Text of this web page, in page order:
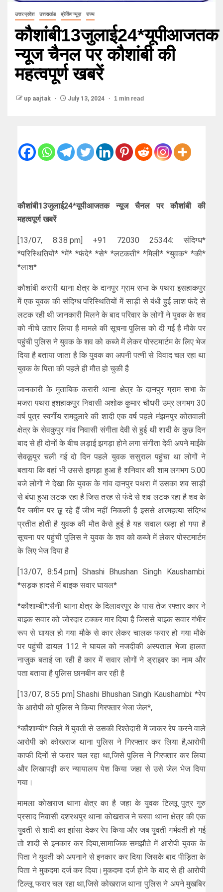
उत्तर प्रदेश उत्तराखंड ब्रेकिंग न्यूज़ राज्य
कौशांबी13जुलाई24*यूपीआजतक
न्यूज चैनल पर कौशांबी की
महत्वपूर्ण खबरें
up aajtak July 13, 2024 1 min read
कौशांबी13जुलाई24*यूपीआजतक न्यूज चैनल पर कौशांबी की
महत्वपूर्ण खबरें
[13/07, 8:38 pm] +91 72030 25344: संदिग्ध*
*परिस्थितियों* *में* *फंदे* *से* *लटकती* *मिली* *युवक* *की*
*लाश*
कौशांबी करारी थाना क्षेत्र के दानपुर ग्राम सभा के पथरा इसहाकपुर
में एक युवक की संदिग्ध परिस्थितियों में साड़ी से बंधी हुई लाश फंदे से
लटक रही थी जानकारी मिलने के बाद परिवार के लोगों ने युवक के शव
को नीचे उतार लिया है मामले की सूचना पुलिस को दी गई है मौके पर
पहुंची पुलिस ने युवक के शव को कब्जे में लेकर पोस्टमार्टम के लिए भेज
दिया है बताया जाता है कि युवक का अपनी पत्नी से विवाद चल रहा था
युवक के पिता की पहले ही मौत हो चुकी है
जानकारी के मुताबिक करारी थाना क्षेत्र के दानपुर ग्राम सभा के
मजरा पथरा इशहाकपुर निवासी अशोक कुमार चौधरी उम्र लगभग 30
वर्ष पुत्र स्वर्गीय रामदुलारे की शादी एक वर्ष पहले मंझनपुर कोतवाली
क्षेत्र के सेवकुपुर गांव निवासी संगीता देवी से हुई थी शादी के कुछ दिन
बाद से ही दोनों के बीच लड़ाई झगड़ा होने लगा संगीता देवी अपने माईके
सेवक़ूपुर चली गई दो दिन पहले युवक ससुराल पहुंचा था लोगों ने
बताया कि वहां भी उससे झगड़ा हुआ है शनिवार की शाम लगभग 5:00
बजे लोगों ने देखा कि युवक के गांव दानपुर पथरा में उसका शव साड़ी
से बंधा हुआ लटक रहा है जिस तरह से फंदे से शव लटक रहा है शव के
पैर जमीन पर छू रहे हैं जीभ नहीं निकली है इससे आत्महत्या संदिग्ध
प्रतीत होती है युवक की मौत कैसे हुई है यह सवाल खड़ा हो गया है
सूचना पर पहुंची पुलिस ने युवक के शव को कब्जे में लेकर पोस्टमार्टम
के लिए भेज दिया है
[13/07, 8:54 pm] Shashi Bhushan Singh Kaushambi:
*सड़क हादसे में बाइक सवार घायल*
*कौशाम्बी*:सैनी थाना क्षेत्र के दिलावरपुर के पास तेज रफ्तार कार ने
बाइक सवार को जोरदार टक्कर मार दिया है जिससे बाइक सवार गंभीर
रूप से घायल हो गया मौके से कार लेकर चालक फरार हो गया मौके
पर पहुंची डायल 112 ने घायल को नजदीकी अस्पताल भेजा हालत
नाजुक बताई जा रही है कार में सवार लोगों ने ड्राइवर का नाम और
पता बताया है पुलिस छानबीन कर रही है
[13/07, 8:55 pm] Shashi Bhushan Singh Kaushambi: *रेप
के आरोपी को पुलिस ने किया गिरफ्तार भेजा जेल*,
*कौशाम्बी* जिले में युवती से उसकी रिश्तेदारी में जाकर रेप करने वाले
आरोपी को कोखराज थाना पुलिस ने गिरफ्तार कर लिया है,आरोपी
काफी दिनों से फरार चल रहा था,जिसे पुलिस ने गिरफ्तार कर लिया
और लिखापढ़ी कर न्यायालय पेश किया जहा से उसे जेल भेज दिया
गया।
मामला कोखराज थाना क्षेत्र का है जहा के युवक टिल्लू पुत्र गुरु
प्रसाद निवासी दशरथपुर थाना कोखराज ने चरवा थाना क्षेत्र की एक
युवती से शादी का झांसा देकर रेप किया और जब युवती गर्भवती हो गई
तो शादी से इनकार कर दिया,सामाजिक समझौते में आरोपी युवक के
पिता ने युवती को अपनाने से इनकार कर दिया जिसके बाद पीड़िता के
पिता ने मुकदमा दर्ज कर दिया।मुकदमा दर्ज होने के बाद से ही आरोपी
टिल्लू फरार चल रहा था,जिसे कोखराज थाना पुलिस ने अपने मुखबिर